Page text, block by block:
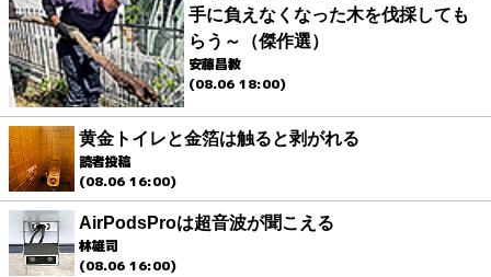
手に負えなくなった木を伐採しても
らう～（傑作選）
安藤昌教
(08.06 18:00)
黄金トイレと金箔は触ると剥がれる
読者投稿
(08.06 16:00)
AirPodsProは超音波が聞こえる
林雄司
(08.06 16:00)